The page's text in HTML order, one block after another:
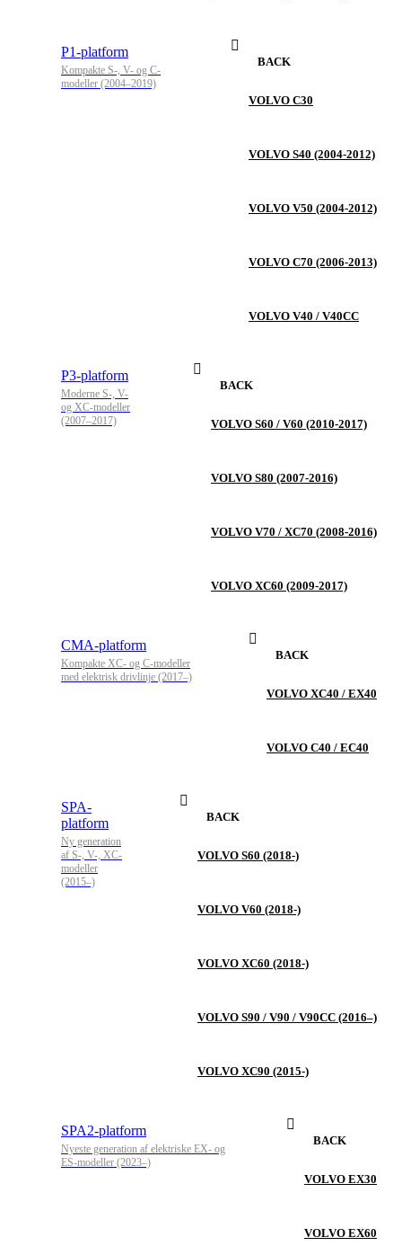
P1-platform
Kompakte S-, V- og C-
modeller (2004–2019)
BACK
VOLVO C30
VOLVO S40 (2004-2012)
VOLVO V50 (2004-2012)
VOLVO C70 (2006-2013)
VOLVO V40 / V40CC
P3-platform
Moderne S-, V-
og XC-modeller
(2007–2017)
BACK
VOLVO S60 / V60 (2010-2017)
VOLVO S80 (2007-2016)
VOLVO V70 / XC70 (2008-2016)
VOLVO XC60 (2009-2017)
CMA-platform
Kompakte XC- og C-modeller
med elektrisk drivlinje (2017–)
BACK
VOLVO XC40 / EX40
VOLVO C40 / EC40
SPA-
platform
Ny generation
af S-, V-, XC-
modeller
(2015–)
BACK
VOLVO S60 (2018-)
VOLVO V60 (2018-)
VOLVO XC60 (2018-)
VOLVO S90 / V90 / V90CC (2016–)
VOLVO XC90 (2015-)
SPA2-platform
Nyeste generation af elektriske EX- og
ES-modeller (2023–)
BACK
VOLVO EX30
VOLVO EX60